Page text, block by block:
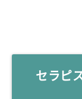
セラピ